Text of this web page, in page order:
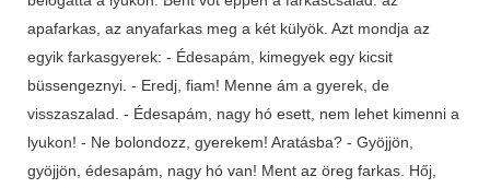
apafarkas, az anyafarkas meg a két külyök. Azt mondja az
egyik farkasgyerek: - Édesapám, kimegyek egy kicsit
büssengeznyi. - Eredj, fiam! Menne ám a gyerek, de
visszaszalad. - Édesapám, nagy hó esett, nem lehet kimenni a
lyukon! - Ne bolondozz, gyerekem! Aratásba? - Gyöjjön,
gyöjjön, édesapám, nagy hó van! Ment az öreg farkas. Hőj,